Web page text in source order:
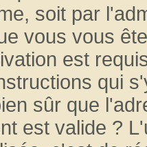
soit par
vous vous
est
qui
sûr que
est valide ?